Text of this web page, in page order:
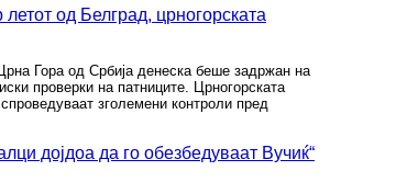
од Белград, црногорската
Гора од Србија денеска беше задржан на
проверки на патниците. Црногорската
зголемени контроли пред
дојдоа да го обезбедуваат Вучиќ“